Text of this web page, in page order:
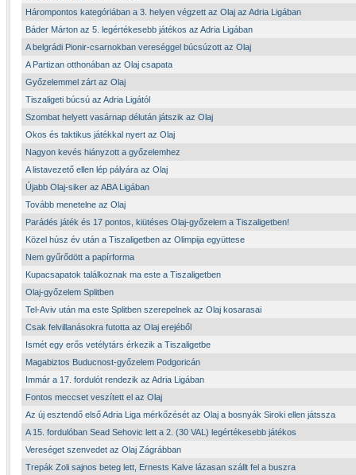
Hárompontos kategóriában a 3. helyen végzett az Olaj az Adria Ligában
Báder Márton az 5. legértékesebb játékos az Adria Ligában
A belgrádi Pionir-csarnokban vereséggel búcsúzott az Olaj
A Partizan otthonában az Olaj csapata
Győzelemmel zárt az Olaj
Tiszaligeti búcsú az Adria Ligától
Szombat helyett vasárnap délután játszik az Olaj
Okos és taktikus játékkal nyert az Olaj
Nagyon kevés hiányzott a győzelemhez
A listavezető ellen lép pályára az Olaj
Újabb Olaj-siker az ABA Ligában
Tovább menetelne az Olaj
Parádés játék és 17 pontos, kiütéses Olaj-győzelem a Tiszaligetben!
Közel húsz év után a Tiszaligetben az Olimpija együttese
Nem gyűrődött a papírforma
Kupacsapatok találkoznak ma este a Tiszaligetben
Olaj-győzelem Splitben
Tel-Aviv után ma este Splitben szerepelnek az Olaj kosarasai
Csak felvillanásokra futotta az Olaj erejéből
Ismét egy erős vetélytárs érkezik a Tiszaligetbe
Magabiztos Buducnost-győzelem Podgoricán
Immár a 17. fordulót rendezik az Adria Ligában
Fontos meccset veszített el az Olaj
Az új esztendő első Adria Liga mérkőzését az Olaj a bosnyák Siroki ellen játssza
A 15. fordulóban Sead Sehovic lett a 2. (30 VAL) legértékesebb játékos
Vereséget szenvedet az Olaj Zágrábban
Trepák Zoli sajnos beteg lett, Ernests Kalve lázasan szállt fel a buszra